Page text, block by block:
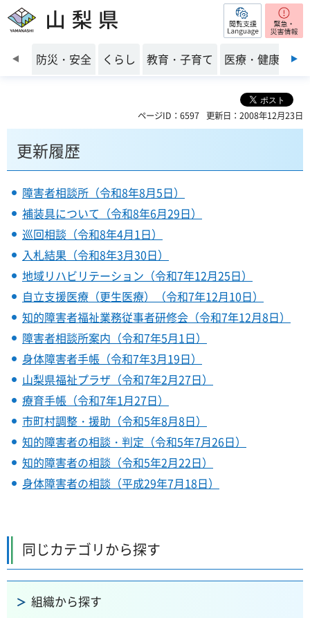
山梨県 閲覧支援
前のスライドを表示
防災・安全 くらし 教育・子育て 医療・健康・福
ページID：6597 更新日：2008年12月23日
更新履歴
障害者相談所（令和8年8月5日）
補装具について（令和8年6月29日）
巡回相談（令和8年4月1日）
入札結果（令和8年3月30日）
地域リハビリテーション（令和7年12月25日）
自立支援医療（更生医療）（令和7年12月10日）
知的障害者福祉業務従事者研修会（令和7年12月8日）
障害者相談所案内（令和7年5月1日）
身体障害者手帳（令和7年3月19日）
山梨県福祉プラザ（令和7年2月27日）
療育手帳（令和7年1月27日）
市町村調整・援助（令和5年8月8日）
知的障害者の相談・判定（令和5年7月26日）
知的障害者の相談（令和5年2月22日）
身体障害者の相談（平成29年7月18日）
同じカテゴリから探す
組織から探す